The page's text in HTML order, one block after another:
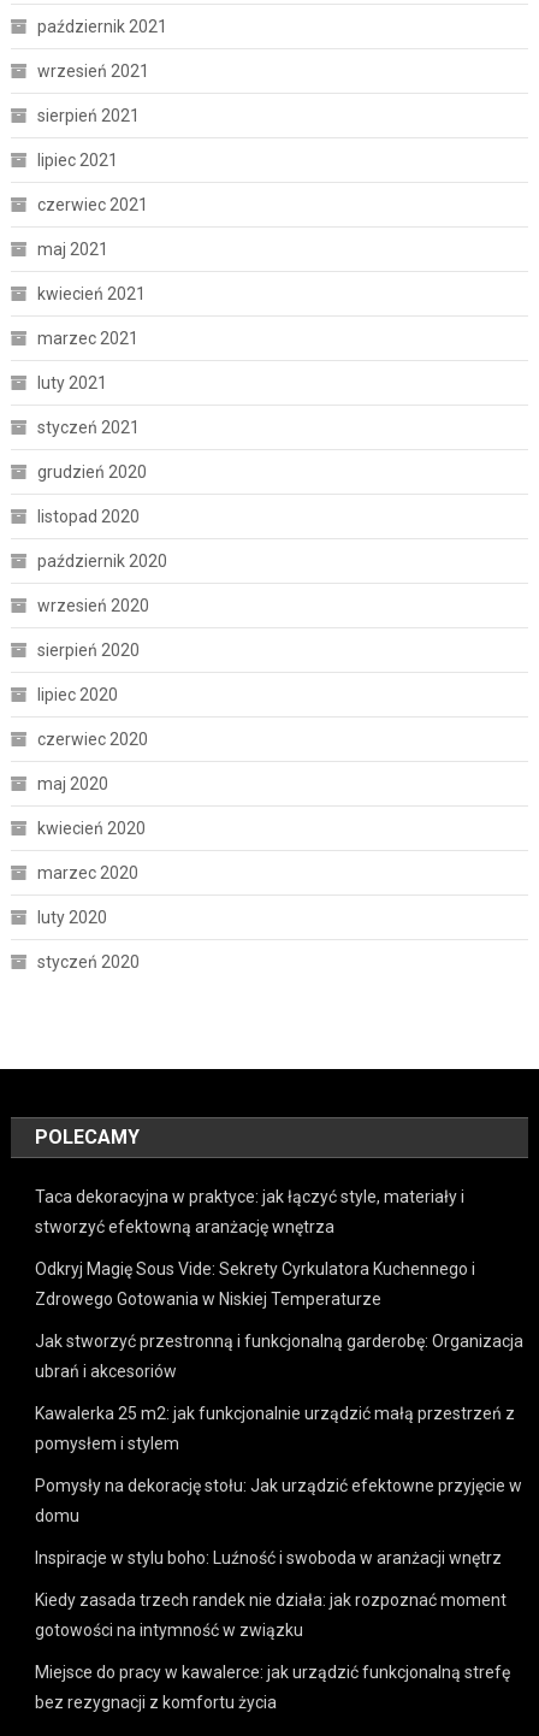
październik 2021
wrzesień 2021
sierpień 2021
lipiec 2021
czerwiec 2021
maj 2021
kwiecień 2021
marzec 2021
luty 2021
styczeń 2021
grudzień 2020
listopad 2020
październik 2020
wrzesień 2020
sierpień 2020
lipiec 2020
czerwiec 2020
maj 2020
kwiecień 2020
marzec 2020
luty 2020
styczeń 2020
POLECAMY
Taca dekoracyjna w praktyce: jak łączyć style, materiały i
stworzyć efektowną aranżację wnętrza
Odkryj Magię Sous Vide: Sekrety Cyrkulatora Kuchennego i
Zdrowego Gotowania w Niskiej Temperaturze
Jak stworzyć przestronną i funkcjonalną garderobę: Organizacja
ubrań i akcesoriów
Kawalerka 25 m2: jak funkcjonalnie urządzić małą przestrzeń z
pomysłem i stylem
Pomysły na dekorację stołu: Jak urządzić efektowne przyjęcie w
domu
Inspiracje w stylu boho: Luźność i swoboda w aranżacji wnętrz
Kiedy zasada trzech randek nie działa: jak rozpoznać moment
gotowości na intymność w związku
Miejsce do pracy w kawalerce: jak urządzić funkcjonalną strefę
bez rezygnacji z komfortu życia